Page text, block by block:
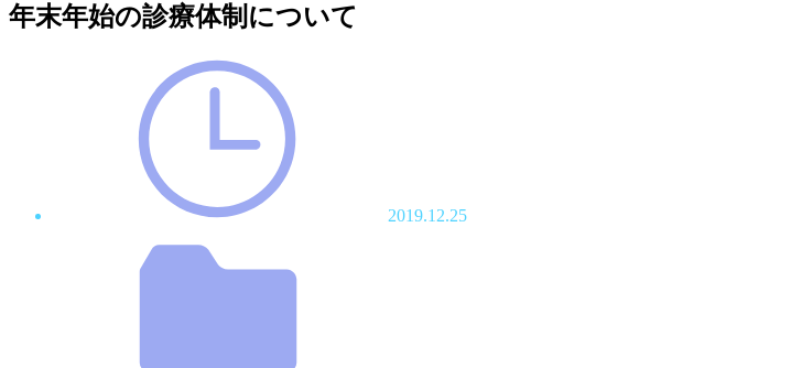
年末年始の診療体制について
2019.12.25